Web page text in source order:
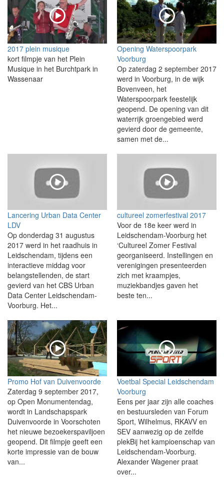
2017 plein musique
kort filmpje van het Plein
Musique in het Burchtpark in
Wassenaar
Opening Waterspoorpark
Voorburg
Op zaterdag 2 september 2017
werd in Voorburg, in de wijk
Bovenveen, het
Waterspoorpark feestelijk
geopend. De opening van dit
waterrijk groengebied werd
gevierd door de gemeente,
samen met de...
Lancering Urban Data Center
LDV
Op donderdag 31 augustus
2017 werd in het raadhuis in
Leidschendam, tijdens een
interactieve middag voor
belangstellenden, de start
gevierd van het CBS Urban
Data Center Leidschendam-
Voorburg. Het...
cultureel zomerfestival 2017
Voor de 18e keer werd in
Leidschendam-Voorburg het
‘Cultureel Zomer Festival
georganiseerd. Instellingen en
verenigingen presenteerden
zich met kraampjes,
muziekbandjes gaven het
beste ten...
Promo Hof van Duivenvoorde
Zaterdag 9 september 2017,
op Open Monumentendag,
wordt in Landschapspark
Duivenvoorde in Voorschoten
het nieuwe bezoekerspaviljoen
geopend. Dit filmpje geeft een
korte impressie van de bouw
van...
Voetbal Special Leidschendam
Voorburg
Eens per jaar zijn alle coaches
en bestuursleden van Forum
Sport, Wilhelmus, RKAVV en
SEV aanwezig op de zelfde
plekBij het kampioenschap van
Leidschendam-Voorburg.
Alexander Wagener praat
over...